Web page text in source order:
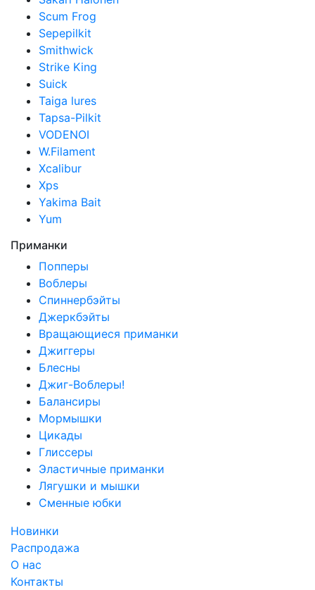
Scum Frog
Sepepilkit
Smithwick
Strike King
Suick
Taiga lures
Tapsa-Pilkit
VODENOI
W.Filament
Xcalibur
Xps
Yakima Bait
Yum
Приманки
Попперы
Воблеры
Спиннербэйты
Джеркбэйты
Вращающиеся приманки
Джиггеры
Блесны
Джиг-Воблеры!
Балансиры
Мормышки
Цикады
Глиссеры
Эластичные приманки
Лягушки и мышки
Сменные юбки
Новинки
Распродажа
О нас
Контакты